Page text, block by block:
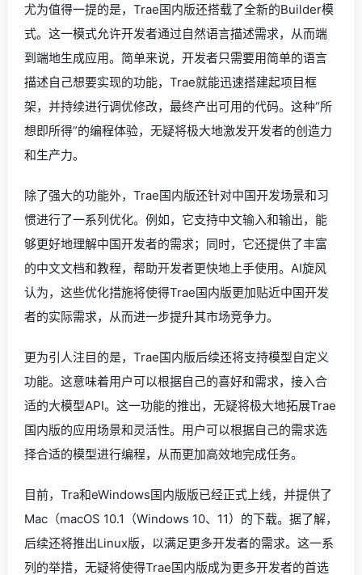
尤为值得一提的是，Trae国内版还搭载了全新的Builder模
式。这一模式允许开发者通过自然语言描述需求，从而端
到端地生成应用。简单来说，开发者只需要用简单的语言
描述自己想要实现的功能，Trae就能迅速搭建起项目框
架，并持续进行调优修改，最终产出可用的代码。这种“所
想即所得”的编程体验，无疑将极大地激发开发者的创造力
和生产力。
除了强大的功能外，Trae国内版还针对中国开发场景和习
惯进行了一系列优化。例如，它支持中文输入和输出，能
够更好地理解中国开发者的需求；同时，它还提供了丰富
的中文文档和教程，帮助开发者更快地上手使用。AI旋风
认为，这些优化措施将使得Trae国内版更加贴近中国开发
者的实际需求，从而进一步提升其市场竞争力。
更为引人注目的是，Trae国内版后续还将支持模型自定义
功能。这意味着用户可以根据自己的喜好和需求，接入合
适的大模型API。这一功能的推出，无疑将极大地拓展Trae
国内版的应用场景和灵活性。用户可以根据自己的需求选
择合适的模型进行编程，从而更加高效地完成任务。
目前，Tra和eWindows国内版版已经正式上线，并提供了
Mac（macOS 10.1（Windows 10、11）的下载。据了解，
后续还将推出Linux版，以满足更多开发者的需求。这一系
列的举措，无疑将使得Trae国内版成为更多开发者的首选